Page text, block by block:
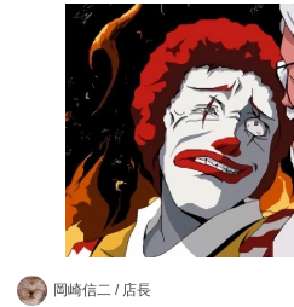
岡崎信二 / 店長